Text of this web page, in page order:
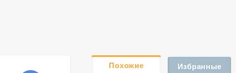
Похожие Избранные